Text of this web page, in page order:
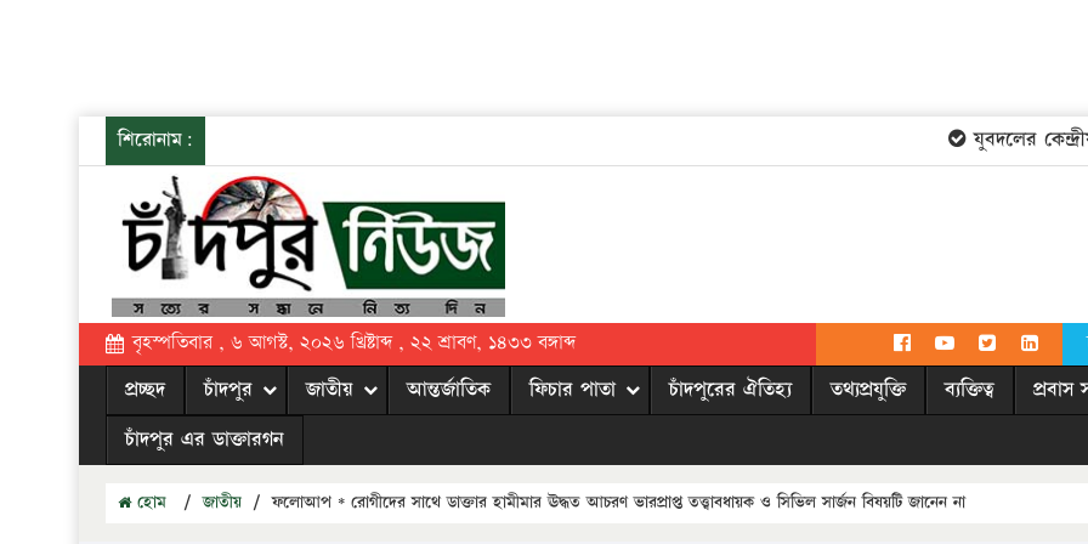
শিরোনাম: যুবদলের কেন্দ্রীয়
বৃহস্পতিবার , ৬ আগস্ট, ২০২৬ খ্রিষ্টাব্দ , ২২ শ্রাবণ, ১৪৩৩ বঙ্গাব্দ
প্রচ্ছদ চাঁদপুর জাতীয় আন্তর্জাতিক ফিচার পাতা চাঁদপুরের ঐতিহ্য তথ্যপ্রযুক্তি ব্যক্তিত্ব প্রবাস
চাঁদপুর এর ডাক্তারগন
হোম / জাতীয় / ফলোআপ * রোগীদের সাথে ডাক্তার হামীমার ঊদ্ধত আচরণ ভারপ্রাপ্ত তত্ত্বাবধায়ক ও সিভিল সার্জন বিষয়টি জানেন না